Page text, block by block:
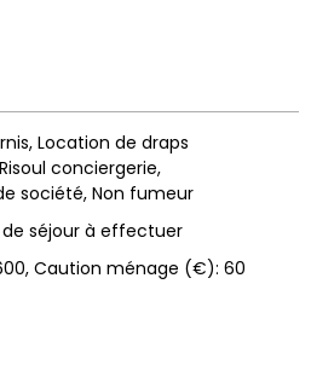
Location de draps
conciergerie
société Non fumeur
séjour à effectuer
Caution ménage (€): 60